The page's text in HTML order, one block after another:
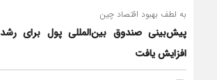
به لطف بهبود اقتصاد چین
پیش‌بینی صندوق بین‌المللی پول برای
افزایش یافت